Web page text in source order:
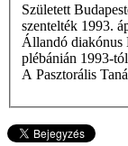
Született
szentelték 1993.
Állandó diakónus
plébánián 1993-
A Pasztorális